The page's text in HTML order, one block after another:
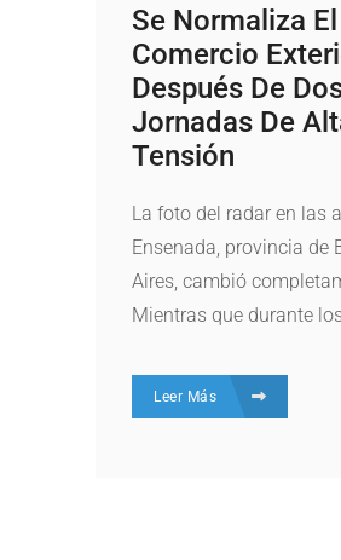
Se Normaliza El
Comercio
Después De
Jornadas De
Tensión
La foto del radar en las
Ensenada, provincia de
Aires, cambió
Mientras que durante
Leer Más